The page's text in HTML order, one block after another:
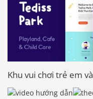
Khu vui chơi trẻ em